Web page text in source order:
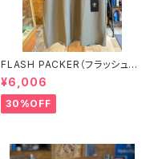
FLASH PACKER（フラッシュパ
ッカー）XNT-PKT2 GREGEカ
ラー XLサイズ
¥6,006
30%OFF